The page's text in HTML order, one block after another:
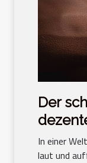
Der
In einer
laut und